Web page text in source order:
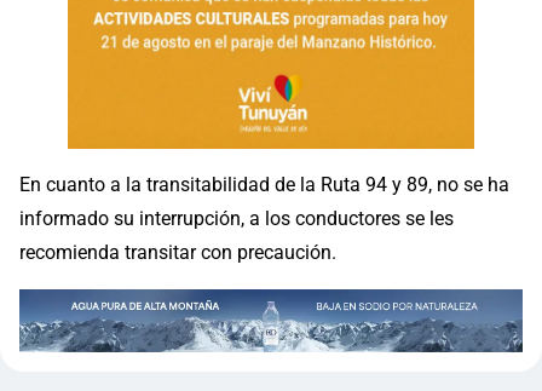
En cuanto a la transitabilidad de la Ruta 94 y 89, no se ha
informado su interrupción, a los conductores se les
recomienda transitar con precaución.